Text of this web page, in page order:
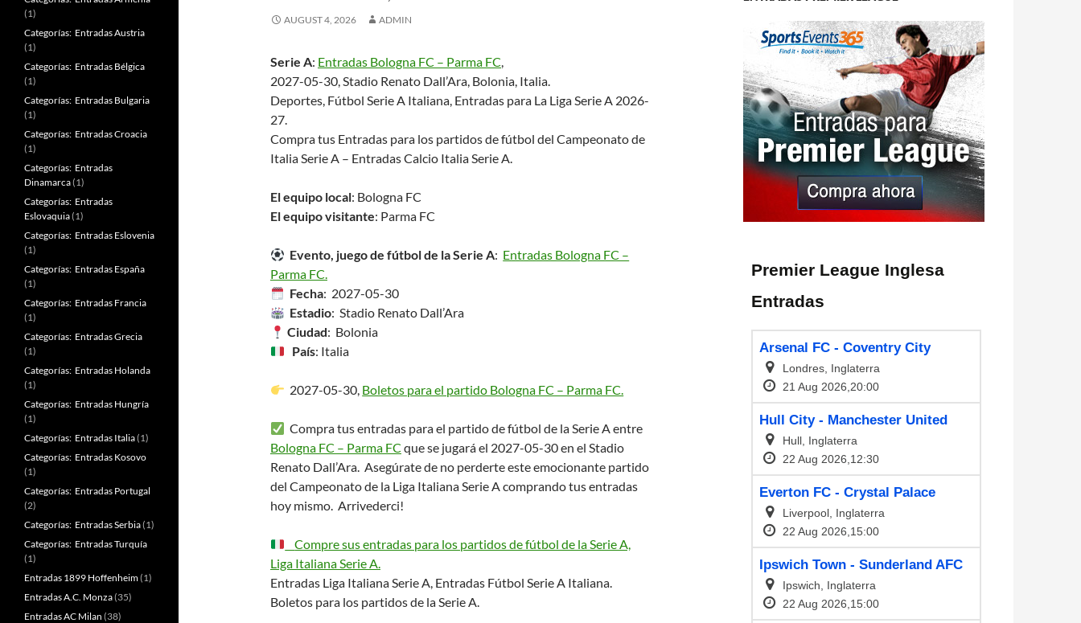
AUGUST 4, 2026 ADMIN
Serie A: Entradas Bologna FC – Parma FC,
2027-05-30, Stadio Renato Dall’Ara, Bolonia, Italia.
Deportes, Fútbol Serie A Italiana, Entradas para La Liga Serie A 2026-
27.
Compra tus Entradas para los partidos de fútbol del Campeonato de
Italia Serie A – Entradas Calcio Italia Serie A.
El equipo local: Bologna FC
El equipo visitante: Parma FC
Evento, juego de fútbol de la Serie A: Entradas Bologna FC –
Parma FC.
Fecha: 2027-05-30
Estadio: Stadio Renato Dall’Ara
Ciudad: Bolonia
País: Italia
2027-05-30, Boletos para el partido Bologna FC – Parma FC.
Compra tus entradas para el partido de fútbol de la Serie A entre
Bologna FC – Parma FC que se jugará el 2027-05-30 en el Stadio
Renato Dall’Ara. Asegúrate de no perderte este emocionante partido
del Campeonato de la Liga Italiana Serie A comprando tus entradas
hoy mismo. Arrivederci!
Compre sus entradas para los partidos de fútbol de la Serie A,
Liga Italiana Serie A.
Entradas Liga Italiana Serie A, Entradas Fútbol Serie A Italiana.
Boletos para los partidos de la Serie A.
(1)
Categorías: Entradas Austria
(1)
Categorías: Entradas Bélgica
(1)
Categorías: Entradas Bulgaria
(1)
Categorías: Entradas Croacia
(1)
Categorías: Entradas
Dinamarca(1)
Categorías: Entradas
Eslovaquia(1)
Categorías: Entradas Eslovenia
(1)
Categorías: Entradas España
(1)
Categorías: Entradas Francia
(1)
Categorías: Entradas Grecia
(1)
Categorías: Entradas Holanda
(1)
Categorías: Entradas Hungría
(1)
Categorías: Entradas Italia(1)
Categorías: Entradas Kosovo
(1)
Categorías: Entradas Portugal
(2)
Categorías: Entradas Serbia(1)
Categorías: Entradas Turquía
(1)
Entradas 1899 Hoffenheim(1)
Entradas A.C. Monza(35)
Entradas AC Milan (38)